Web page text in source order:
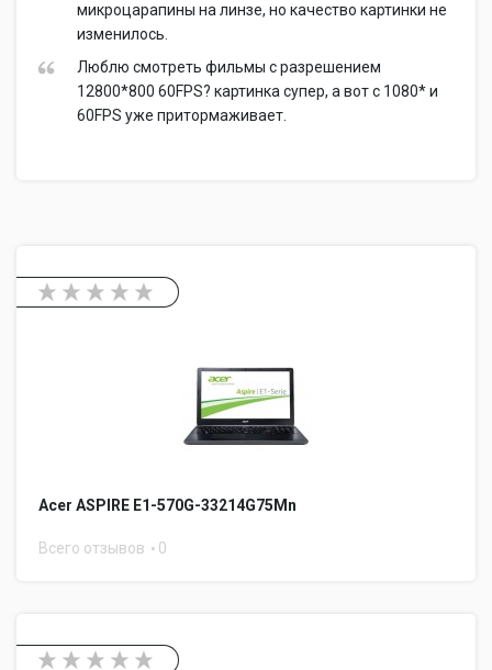
микроцарапины на линзе, но качество картинки не
изменилось.
Люблю смотреть фильмы с разрешением
12800*800 60FPS? картинка супер, а вот с 1080* и
60FPS уже притормаживает.
Acer ASPIRE E1-570G-33214G75Mn
Всего отзывов 0